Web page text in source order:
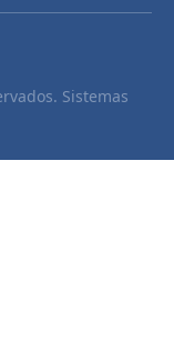
Sistemas